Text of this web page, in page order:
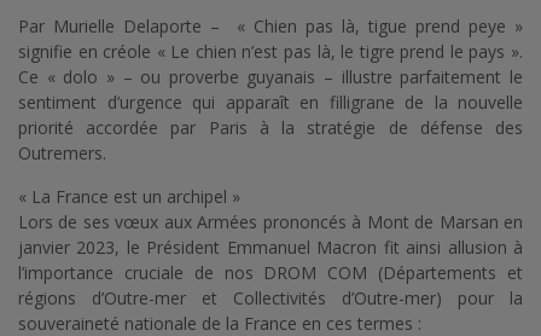
Par Murielle Delaporte – « Chien pas là, tigue prend peye »
signifie en créole « Le chien n’est pas là, le tigre prend le pays ».
Ce « dolo » – ou proverbe guyanais – illustre parfaitement le
sentiment d’urgence qui apparaît en filligrane de la nouvelle
priorité accordée par Paris à la stratégie de défense des
Outremers.
« La France est un archipel »
Lors de ses vœux aux Armées prononcés à Mont de Marsan en
janvier 2023, le Président Emmanuel Macron fit ainsi allusion à
l’importance cruciale de nos DROM COM (Départements et
régions d’Outre-mer et Collectivités d’Outre-mer) pour la
souveraineté nationale de la France en ces termes :